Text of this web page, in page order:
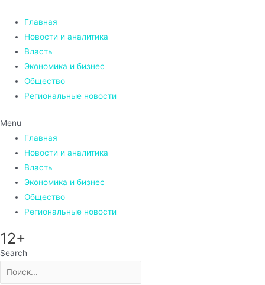
содержимому
Главная
Новости и аналитика
Власть
Экономика и бизнес
Общество
Региональные новости
Menu
Главная
Новости и аналитика
Власть
Экономика и бизнес
Общество
Региональные новости
12+
Search